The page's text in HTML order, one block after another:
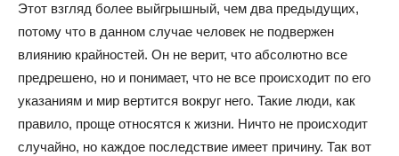
Этот взгляд более выйгрышный, чем два предыдущих,
потому что в данном случае человек не подвержен
влиянию крайностей. Он не верит, что абсолютно все
предрешено, но и понимает, что не все происходит по его
указаниям и мир вертится вокруг него. Такие люди, как
правило, проще относятся к жизни. Ничто не происходит
случайно, но каждое последствие имеет причину. Так вот